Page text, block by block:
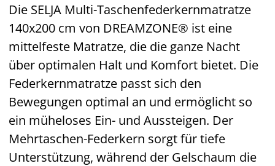
Die SELJA Multi-Taschenfederkernmatratze
140x200 cm von DREAMZONE® ist eine
mittelfeste Matratze, die die ganze Nacht
über optimalen Halt und Komfort bietet. Die
Federkernmatratze passt sich den
Bewegungen optimal an und ermöglicht so
ein müheloses Ein- und Aussteigen. Der
Mehrtaschen-Federkern sorgt für tiefe
Unterstützung, während der Gelschaum die